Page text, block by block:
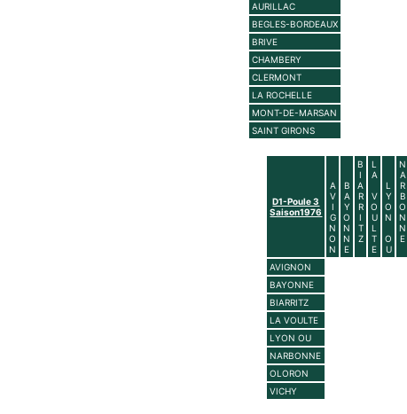
AURILLAC
BEGLES-BORDEAUX
BRIVE
CHAMBERY
CLERMONT
LA ROCHELLE
MONT-DE-MARSAN
SAINT GIRONS
D1-Poule 3
Saison1976
A
V
I
G
N
O
N
B
A
Y
O
N
N
E
B
I
A
R
R
I
T
Z
L
A
V
O
U
L
T
E
L
Y
O
N
O
U
N
A
R
B
O
N
N
E
AVIGNON
BAYONNE
BIARRITZ
LA VOULTE
LYON OU
NARBONNE
OLORON
VICHY